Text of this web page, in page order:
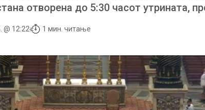
отворена до 5:30 часот утрината,
@ 12:22 1 мин. читање